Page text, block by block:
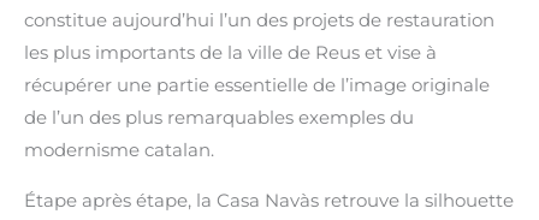
constitue aujourd’hui l’un des projets de restauration
les plus importants de la ville de Reus et vise à
récupérer une partie essentielle de l’image originale
de l’un des plus remarquables exemples du
modernisme catalan.
Étape après étape, la Casa Navàs retrouve la silhouette